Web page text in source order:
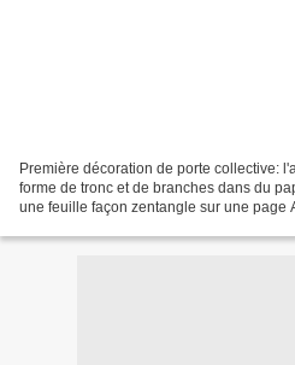
Première décoration de porte collective:
forme de tronc et de branches dans du
une feuille façon zentangle sur une page